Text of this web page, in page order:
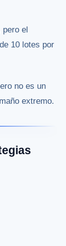
pero el
10 lotes por
no es un
extremo.